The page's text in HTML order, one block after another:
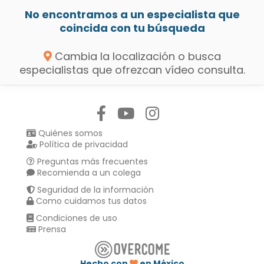
No encontramos a un especialista que
coincida con tu búsqueda
Cambia la localización o busca
especialistas que ofrezcan vídeo consulta.
Quiénes somos
Política de privacidad
Preguntas más frecuentes
Recomienda a un colega
Seguridad de la información
Como cuidamos tus datos
Condiciones de uso
Prensa